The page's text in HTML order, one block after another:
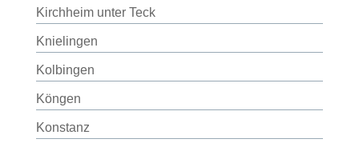
Kirchheim unter Teck
Knielingen
Kolbingen
Köngen
Konstanz